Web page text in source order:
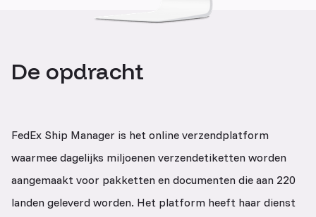
De opdracht
FedEx Ship Manager is het online verzendplatform
waarmee dagelijks miljoenen verzendetiketten worden
aangemaakt voor pakketten en documenten die aan 220
landen geleverd worden. Het platform heeft haar dienst